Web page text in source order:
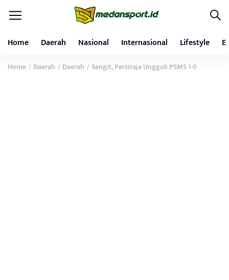
Home Daerah Nasional Internasional Lifestyle
Home / Daerah / Daerah / Sengit, Persiraja Ungguli PSMS 1-0